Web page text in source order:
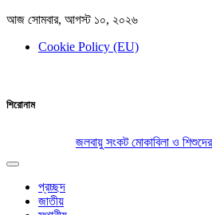
আজ সোমবার, আগস্ট ১০, ২০২৬
Cookie Policy (EU)
দেশের খবর
যুক্ত থাকুন দেশের সঙ্গে
শিরোনাম
জলবায়ু সংকট মোকাবিলা ও
Toggle
navigation
প্রচ্ছদ
জাতীয়